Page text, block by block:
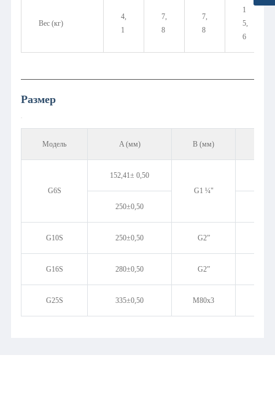
Вес (кг)
4,
1
7,
8
7,
8
1
5,
6
Размер
Модель A (мм) B (мм)
G6S
152,41± 0,50
G1 ¼"
250±0,50
G10S 250±0,50 G2”
G16S 280±0,50 G2”
G25S 335±0,50 M80x3